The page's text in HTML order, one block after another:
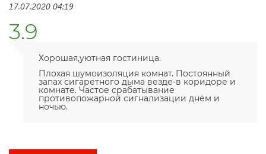
17.07.2020 04:19
3.9
Хорошая,уютная гостиница.
Плохая шумоизоляция комнат. Постоянный
запах сигаретного дыма везде-в коридоре и
комнате. Частое срабатывание
противопожарной сигнализации днём и
ночью.